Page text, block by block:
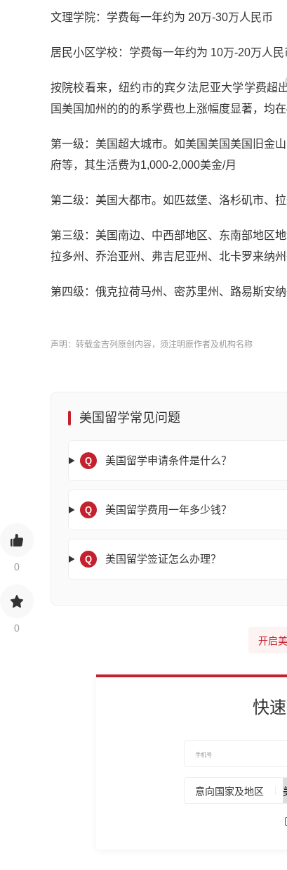
0
0
文理学院：学费每一年约为 20万-30万人民币
居民小区学校：学费每一年约为 10万-20万人民
按院校看来，纽约市的宾夕法尼亚大学学费超
国美国加州的的的系学费也上涨幅度显著，均在
第一级：美国超大城市。如美国美国美国旧金
府等，其生活费为1,000-2,000美金/月
第二级：美国大都市。如匹兹堡、洛杉矶市、
第三级：美国南边、中西部地区、东南部地区
拉多州、乔治亚州、弗吉尼亚州、北卡罗来纳
第四级：俄克拉荷马州、密苏里州、路易斯安
声明：转载金吉列原创内容，须注明原作者及机构名称
美国留学常见问题
Q 美国留学申请条件是什么？
Q 美国留学费用一年多少钱？
Q 美国留学签证怎么办理？
开启
快
意向国家及地区